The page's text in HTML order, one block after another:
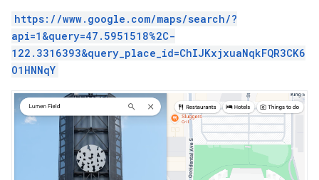
https://www.google.com/maps/search/?
api=1&query=47.5951518%2C-
122.3316393&query_place_id=ChIJKxjxuaNqkFQR3CK6
O1HNNqY